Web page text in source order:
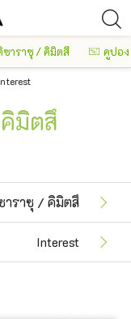
ซาราซุ / คิมิตสึ คูปอง
มิตสึ
าราซุ / คิมิตสึ
Interest